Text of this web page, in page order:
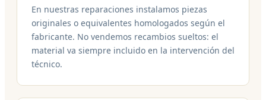
En nuestras reparaciones instalamos piezas
originales o equivalentes homologados según el
fabricante. No vendemos recambios sueltos: el
material va siempre incluido en la intervención del
técnico.